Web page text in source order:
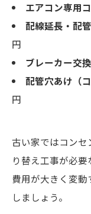
エアコン専用
配線延長・配
円
ブレーカー交
配管穴あけ（
円
古い家ではコンセ
り替え工事が必
費用が大きく変
しましょう。